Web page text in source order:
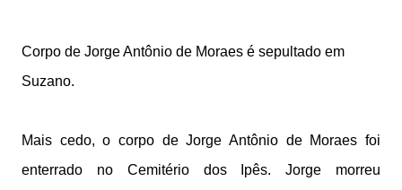
Corpo de Jorge Antônio de Moraes é sepultado em
Suzano.
Mais cedo,o corpo de Jorge Antônio de Moraes foi
enterrado no Cemitério dos Ipês. Jorge morreu